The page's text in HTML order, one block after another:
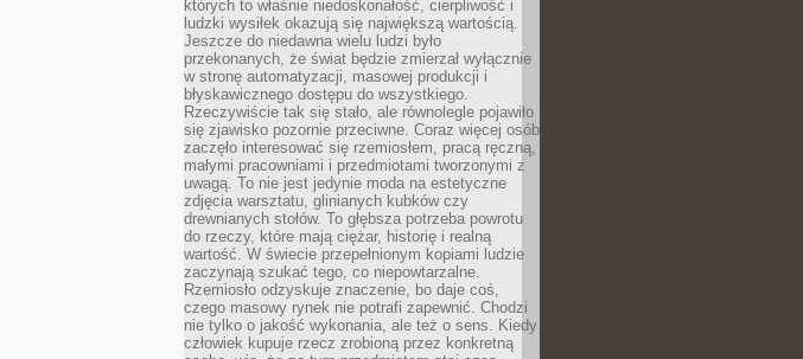
których to właśnie niedoskonałość, cierpliwość i
ludzki wysiłek okazują się największą wartością.
Jeszcze do niedawna wielu ludzi było
przekonanych, że świat będzie zmierzał wyłącznie
w stronę automatyzacji, masowej produkcji i
błyskawicznego dostępu do wszystkiego.
Rzeczywiście tak się stało, ale równolegle pojawiło
się zjawisko pozornie przeciwne. Coraz więcej osób
zaczęło interesować się rzemiosłem, pracą ręczną,
małymi pracowniami i przedmiotami tworzonymi z
uwagą. To nie jest jedynie moda na estetyczne
zdjęcia warsztatu, glinianych kubków czy
drewnianych stołów. To głębsza potrzeba powrotu
do rzeczy, które mają ciężar, historię i realną
wartość. W świecie przepełnionym kopiami ludzie
zaczynają szukać tego, co niepowtarzalne.
Rzemiosło odzyskuje znaczenie, bo daje coś,
czego masowy rynek nie potrafi zapewnić. Chodzi
nie tylko o jakość wykonania, ale też o sens. Kiedy
człowiek kupuje rzecz zrobioną przez konkretną